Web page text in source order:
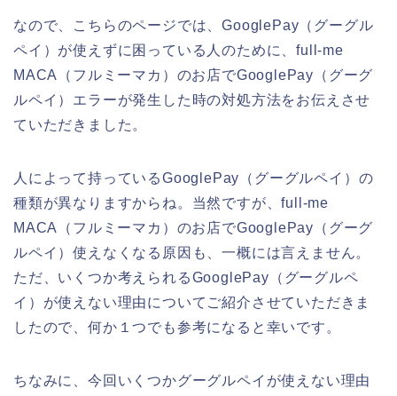
なので、こちらのページでは、GooglePay（グーグル
ペイ）が使えずに困っている人のために、full-me
MACA（フルミーマカ）のお店でGooglePay（グーグ
ルペイ）エラーが発生した時の対処方法をお伝えさせ
ていただきました。
人によって持っているGooglePay（グーグルペイ）の
種類が異なりますからね。当然ですが、full-me
MACA（フルミーマカ）のお店でGooglePay（グーグ
ルペイ）使えなくなる原因も、一概には言えません。
ただ、いくつか考えられるGooglePay（グーグルペ
イ）が使えない理由についてご紹介させていただきま
したので、何か１つでも参考になると幸いです。
ちなみに、今回いくつかグーグルペイが使えない理由